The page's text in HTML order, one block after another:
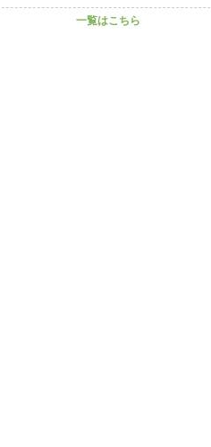
一覧はこちら